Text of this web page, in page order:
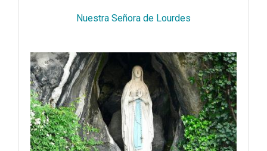
Nuestra Señora de Lourdes